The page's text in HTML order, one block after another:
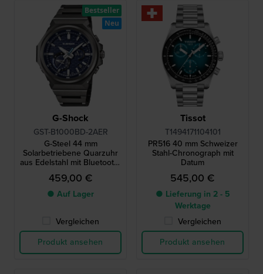
G-Shock
GST-B1000BD-2AER
G-Steel 44 mm
Solarbetriebene Quarzuhr
aus Edelstahl mit Bluetooth-
Verbindung
459,00 €
● Auf Lager
Vergleichen
Produkt ansehen
Bestseller
Neu
Tissot
T1494171104101
PR516 40 mm Schweizer
Stahl-Chronograph mit
Datum
545,00 €
● Lieferung in 2 - 5
Werktage
Vergleichen
Produkt ansehen